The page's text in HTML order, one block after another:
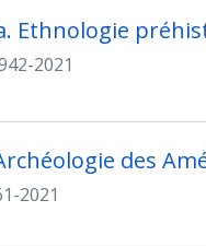
2021
2021